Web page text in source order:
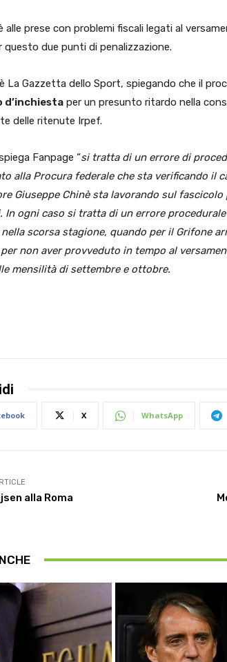
alle prese con problemi fiscali legati al
questo due punti di penalizzazione.
La Gazzetta dello Sport, spiegando che il
d’inchiesta per un presunto ritardo nella
delle ritenute Irpef.
Fanpage “si tratta di un errore di
alla Procura federale che sta verificando il
Giuseppe Chinè sta lavorando sul
In ogni caso si tratta di un errore
scorsa stagione, quando per il Grifone
non aver provveduto in tempo al
mensilità di settembre e ottobre.
X WhatsApp
alla Roma